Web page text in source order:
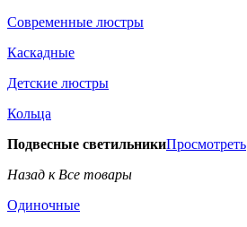
Современные люстры
Каскадные
Детские люстры
Кольца
Подвесные светильникиПросмотреть
Назад к Все товары
Одиночные